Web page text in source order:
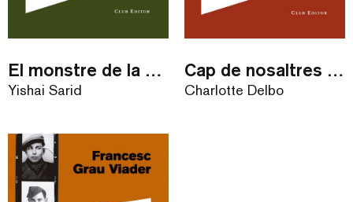
El monstre de la memòria
Yishai Sarid
Cap de nosaltres tornarà
Charlotte Delbo